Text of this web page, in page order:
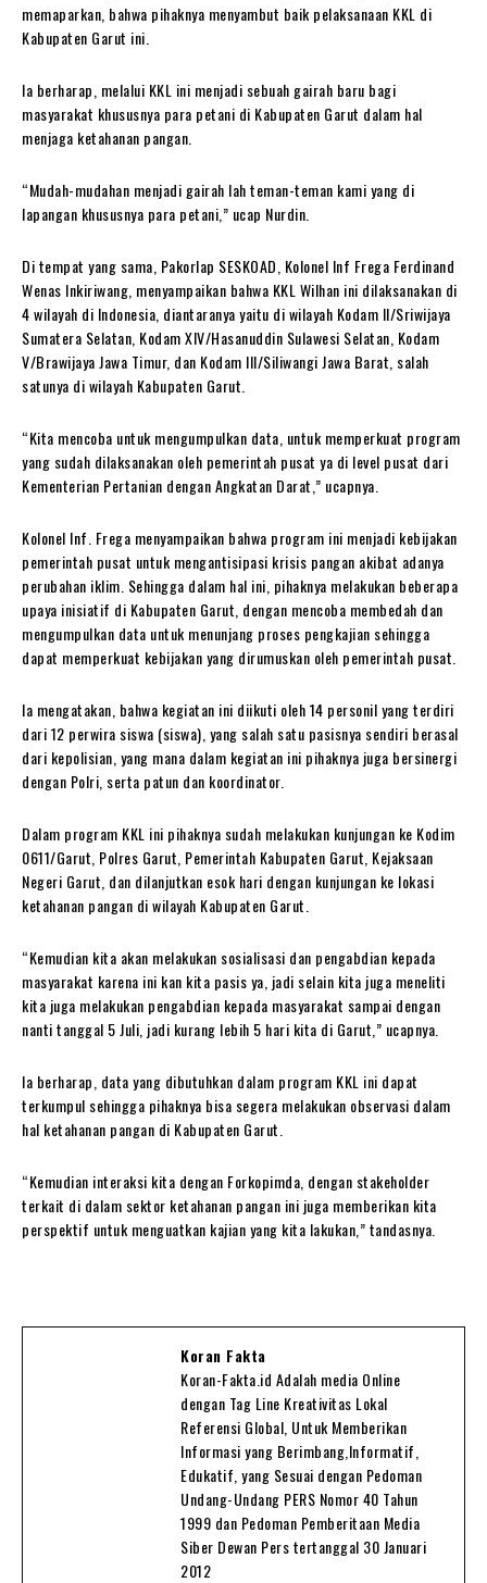
memaparkan, bahwa pihaknya menyambut baik pelaksanaan KKL di
Kabupaten Garut ini.
Ia berharap, melalui KKL ini menjadi sebuah gairah baru bagi
masyarakat khususnya para petani di Kabupaten Garut dalam hal
menjaga ketahanan pangan.
“Mudah-mudahan menjadi gairah lah teman-teman kami yang di
lapangan khususnya para petani,” ucap Nurdin.
Di tempat yang sama, Pakorlap SESKOAD, Kolonel Inf Frega Ferdinand
Wenas Inkiriwang, menyampaikan bahwa KKL Wilhan ini dilaksanakan di
4 wilayah di Indonesia, diantaranya yaitu di wilayah Kodam II/Sriwijaya
Sumatera Selatan, Kodam XIV/Hasanuddin Sulawesi Selatan, Kodam
V/Brawijaya Jawa Timur, dan Kodam III/Siliwangi Jawa Barat, salah
satunya di wilayah Kabupaten Garut.
“Kita mencoba untuk mengumpulkan data, untuk memperkuat program
yang sudah dilaksanakan oleh pemerintah pusat ya di level pusat dari
Kementerian Pertanian dengan Angkatan Darat,” ucapnya.
Kolonel Inf. Frega menyampaikan bahwa program ini menjadi kebijakan
pemerintah pusat untuk mengantisipasi krisis pangan akibat adanya
perubahan iklim. Sehingga dalam hal ini, pihaknya melakukan beberapa
upaya inisiatif di Kabupaten Garut, dengan mencoba membedah dan
mengumpulkan data untuk menunjang proses pengkajian sehingga
dapat memperkuat kebijakan yang dirumuskan oleh pemerintah pusat.
Ia mengatakan, bahwa kegiatan ini diikuti oleh 14 personil yang terdiri
dari 12 perwira siswa (siswa), yang salah satu pasisnya sendiri berasal
dari kepolisian, yang mana dalam kegiatan ini pihaknya juga bersinergi
dengan Polri, serta patun dan koordinator.
Dalam program KKL ini pihaknya sudah melakukan kunjungan ke Kodim
0611/Garut, Polres Garut, Pemerintah Kabupaten Garut, Kejaksaan
Negeri Garut, dan dilanjutkan esok hari dengan kunjungan ke lokasi
ketahanan pangan di wilayah Kabupaten Garut.
“Kemudian kita akan melakukan sosialisasi dan pengabdian kepada
masyarakat karena ini kan kita pasis ya, jadi selain kita juga meneliti
kita juga melakukan pengabdian kepada masyarakat sampai dengan
nanti tanggal 5 Juli, jadi kurang lebih 5 hari kita di Garut,” ucapnya.
Ia berharap, data yang dibutuhkan dalam program KKL ini dapat
terkumpul sehingga pihaknya bisa segera melakukan observasi dalam
hal ketahanan pangan di Kabupaten Garut.
“Kemudian interaksi kita dengan Forkopimda, dengan stakeholder
terkait di dalam sektor ketahanan pangan ini juga memberikan kita
perspektif untuk menguatkan kajian yang kita lakukan,” tandasnya.
Koran Fakta
Koran-Fakta.id Adalah media Online
dengan Tag Line Kreativitas Lokal
Referensi Global, Untuk Memberikan
Informasi yang Berimbang,Informatif,
Edukatif, yang Sesuai dengan Pedoman
Undang-Undang PERS Nomor 40 Tahun
1999 dan Pedoman Pemberitaan Media
Siber Dewan Pers tertanggal 30 Januari
2012